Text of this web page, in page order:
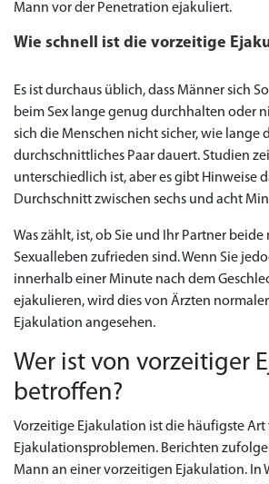
Mann vor der Penetration ejakuliert.
Wie schnell ist die vorzeitige
Es ist durchaus üblich, dass Männer sich
beim Sex lange genug durchhalten oder
sich die Menschen nicht sicher, wie lange
durchschnittliches Paar dauert. Studien
unterschiedlich ist, aber es gibt Hinweise
Durchschnitt zwischen sechs und acht
Was zählt, ist, ob Sie und Ihr Partner
Sexualleben zufrieden sind. Wenn Sie
innerhalb einer Minute nach dem
ejakulieren, wird dies von Ärzten
Ejakulation angesehen.
Wer ist von vorzeitiger
betroffen?
Vorzeitige Ejakulation ist die häufigste Art
Ejakulationsproblemen. Berichten
Mann an einer vorzeitigen Ejakulation. In